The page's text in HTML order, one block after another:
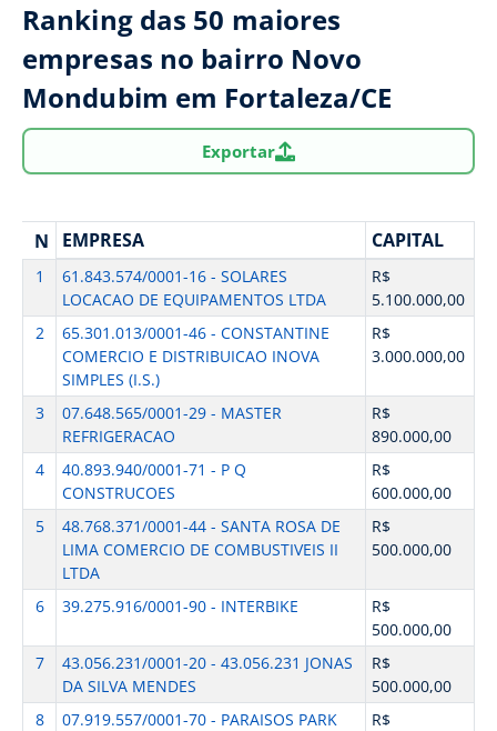
Ranking das 50 maiores
empresas no bairro Novo
Mondubim em Fortaleza/CE
Exportar
N EMPRESA CAPITAL
1
61.843.574/0001-16 - SOLARES
LOCACAO DE EQUIPAMENTOS LTDA
R$
5.100.000,00
2
65.301.013/0001-46 - CONSTANTINE
COMERCIO E DISTRIBUICAO INOVA
SIMPLES (I.S.)
R$
3.000.000,00
3
07.648.565/0001-29 - MASTER
REFRIGERACAO
R$
890.000,00
4
40.893.940/0001-71 - P Q
CONSTRUCOES
R$
600.000,00
5
48.768.371/0001-44 - SANTA ROSA DE
LIMA COMERCIO DE COMBUSTIVEIS II
LTDA
R$
500.000,00
6 39.275.916/0001-90 - INTERBIKE
R$
500.000,00
7
43.056.231/0001-20 - 43.056.231 JONAS
DA SILVA MENDES
R$
500.000,00
8
07.919.557/0001-70 - PARAISOS PARK
R$